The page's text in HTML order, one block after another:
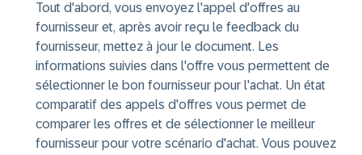
Tout d'abord, vous envoyez l'appel d'offres au
fournisseur et, après avoir reçu le feedback du
fournisseur, mettez à jour le document. Les
informations suivies dans l'offre vous permettent de
sélectionner le bon fournisseur pour l'achat. Un état
comparatif des appels d'offres vous permet de
comparer les offres et de sélectionner le meilleur
fournisseur pour votre scénario d'achat. Vous pouvez